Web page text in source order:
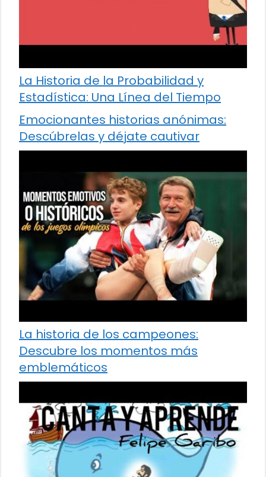
La Historia de la Probabilidad y
Estadística: Una Línea del Tiempo
Emocionantes historias anónimas:
Descúbrelas y déjate cautivar
La historia de los campeones:
Descubre los momentos más
emblemáticos